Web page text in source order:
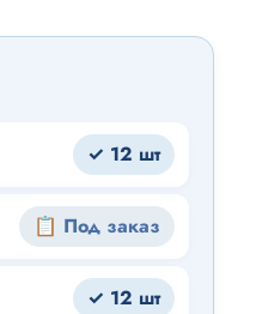
✓ 12 шт
📋 Под заказ
✓ 12 шт